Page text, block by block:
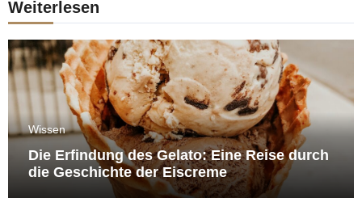
Weiterlesen
Wissen
Die Erfindung des Gelato: Eine Reise durch
die Geschichte der Eiscreme